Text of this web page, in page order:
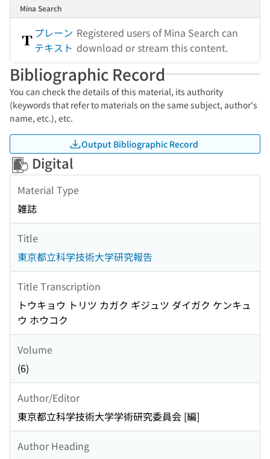
Mina Search
プレーン
テキスト
Registered users of Mina Search can
download or stream this content.
Bibliographic Record
You can check the details of this material, its authority
(keywords that refer to materials on the same subject, author's
name, etc.), etc.
Output Bibliographic Record
Digital
Material Type
雑誌
Title
東京都立科学技術大学研究報告
Title Transcription
トウキョウ トリツ カガク ギジュツ ダイガク ケンキュ
ウ ホウコク
Volume
(6)
Author/Editor
東京都立科学技術大学学術研究委員会 [編]
Author Heading